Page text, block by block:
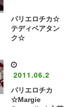
パリエロチカ☆
テディベアタン
ク☆
2011.06.2
パリエロチカ
☆Margie